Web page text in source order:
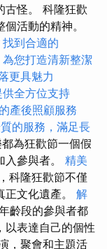
古怪。 科隆狂歡
活動的精神。
找到合適的
您打造清新整潔
更具魅力
全方位支持
產後照顧服務
的服務，滿足長
為狂歡節一個假
參與者。 精美
科隆狂歡節不僅
文化遺產。 解
齡段的參與者都
以表達自己的個性
，聚會和主題活